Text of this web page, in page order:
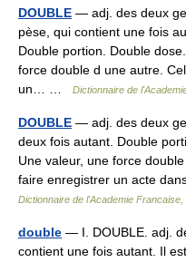
DOUBLE — adj. des deux
pèse, qui contient une fois
Double portion. Double
force double d une autre.
un… …
Dictionnaire de
DOUBLE — adj. des deux
deux fois autant. Double
Une valeur, une force
faire enregistrer un acte
Dictionnaire de l'Academie Francaise,
double — I. DOUBLE. adj.
contient une fois autant. Il